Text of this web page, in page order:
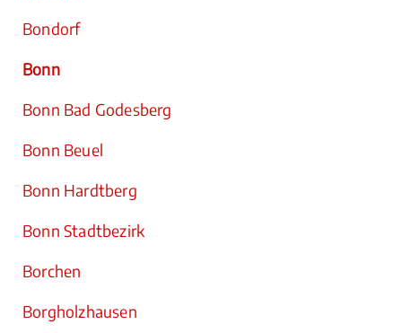
Bondorf
Bonn
Bonn Bad Godesberg
Bonn Beuel
Bonn Hardtberg
Bonn Stadtbezirk
Borchen
Borgholzhausen